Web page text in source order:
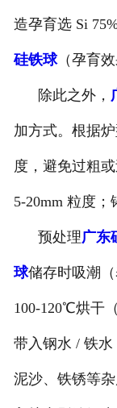
造孕育选 Si
硅铁球（孕育
除此之外，
加方式。根据
度，避免过粗
5-20mm 粒度；
预处理广东
球储存时吸潮
100-120℃烘干
带入钢水 / 铁
泥沙、铁锈等